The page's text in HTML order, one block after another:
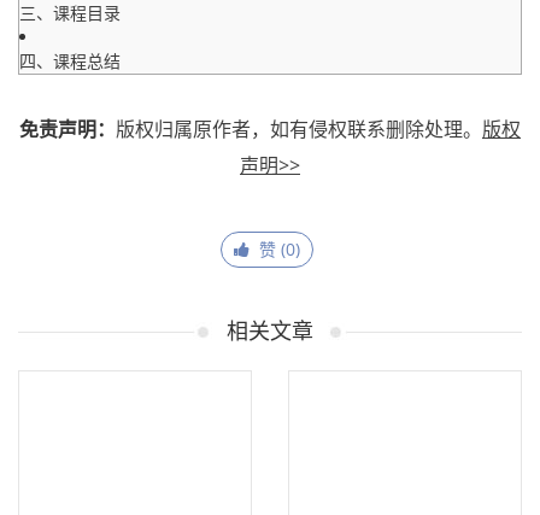
三、课程目录
四、课程总结
免责声明： 版权归属原作者，如有侵权联系删除处理。 版权
声明>>
赞 (0)
相关文章